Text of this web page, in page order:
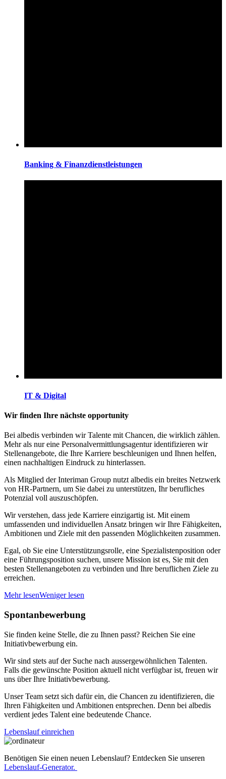
Banking & Finanzdienstleistungen
IT & Digital
Wir finden Ihre nächste opportunity
Bei albedis verbinden wir Talente mit Chancen, die wirklich zählen.
Mehr als nur eine Personalvermittlungsagentur identifizieren wir
Stellenangebote, die Ihre Karriere beschleunigen und Ihnen helfen,
einen nachhaltigen Eindruck zu hinterlassen.
Als Mitglied der Interiman Group nutzt albedis ein breites Netzwerk
von HR-Partnern, um Sie dabei zu unterstützen, Ihr berufliches
Potenzial voll auszuschöpfen.
Wir verstehen, dass jede Karriere einzigartig ist. Mit einem
umfassenden und individuellen Ansatz bringen wir Ihre Fähigkeiten,
Ambitionen und Ziele mit den passenden Möglichkeiten zusammen.
Egal, ob Sie eine Unterstützungsrolle, eine Spezialistenposition oder
eine Führungsposition suchen, unsere Mission ist es, Sie mit den
besten Stellenangeboten zu verbinden und Ihre beruflichen Ziele zu
erreichen.
Mehr lesenWeniger lesen
Spontanbewerbung
Sie finden keine Stelle, die zu Ihnen passt? Reichen Sie eine
Initiativbewerbung ein.
Wir sind stets auf der Suche nach aussergewöhnlichen Talenten.
Falls die gewünschte Position aktuell nicht verfügbar ist, freuen wir
uns über Ihre Initiativbewerbung.
Unser Team setzt sich dafür ein, die Chancen zu identifizieren, die
Ihren Fähigkeiten und Ambitionen entsprechen. Denn bei albedis
verdient jedes Talent eine bedeutende Chance.
Lebenslauf einreichen
Benötigen Sie einen neuen Lebenslauf? Entdecken Sie unseren
Lebenslauf-Generator.